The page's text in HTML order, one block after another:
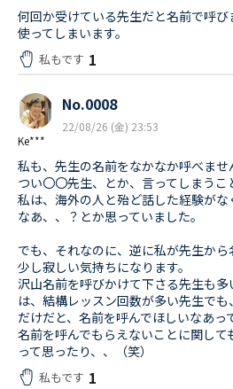
何回か受けている先生だと名前で呼
使ってしまいます。
私もです 1
Ke***
No.0008
22/08/26 (金) 23:53
私も、先生の名前をなかなか呼べませ
つい〇〇先生、とか、言ってしまうこ
私は、海外の人と殆ど話した経験が
なあ、、？とか思っていました。
でも、それなのに、逆に私が先生か
少し寂しい気持ちになります。
沢山名前を呼びかけて下さる先生も多
は、結構レッスン回数が多い先生で
だけだと、名前を呼んでほしいなあっ
名前を呼んでもらえないことに関し
って思ったり、、（笑）
私もです 1